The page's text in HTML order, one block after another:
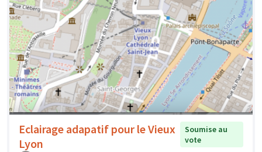
Eclairage adapatif pour le Vieux
Lyon
Soumise au
vote